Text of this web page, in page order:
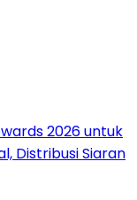
2026 untuk
Distribusi Siaran